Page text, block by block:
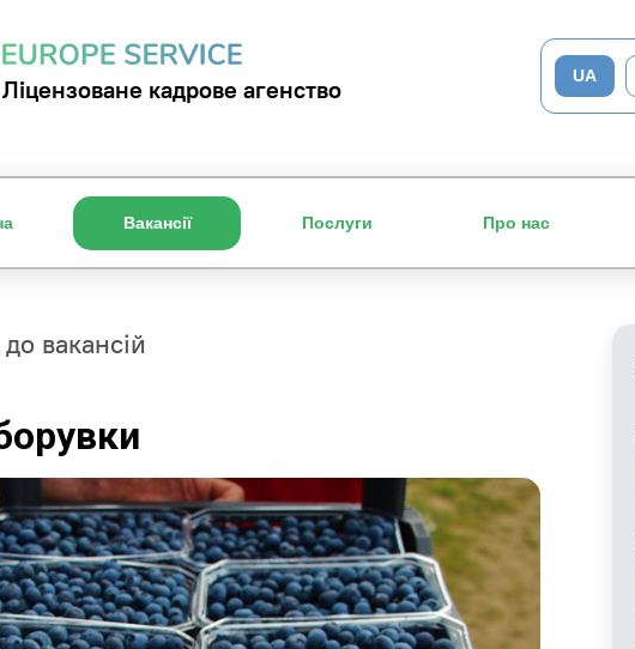
Ліцензоване кадрове агенство
Послуги Про нас
Вакансії
UA
вакансій